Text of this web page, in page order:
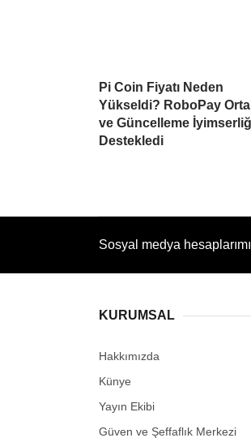
Pi Coin Fiyatı Neden
Yükseldi? RoboPay
ve Güncelleme
Destekledi
Sosyal medya
KURUMSAL
Hakkımızda
Künye
Yayın Ekibi
Güven ve Şeffaflık Merkezi